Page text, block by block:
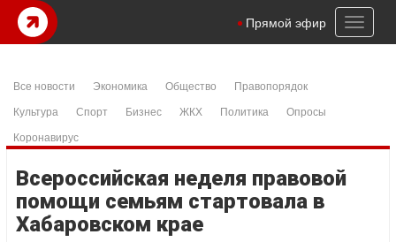
Toggle
Прямой эфир
Все новости Экономика Общество
Правопорядок
Культура
Спорт Бизнес ЖКХ Политика
Опросы
Коронавирус
Всероссийская неделя правовой
помощи семьям стартовала в
Хабаровском крае